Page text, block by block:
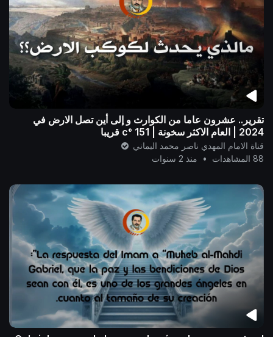
تقرير.. عشرون عاما من الكوارث و إلى أين تصل الارض في
2024 | العام الاكثر سخونة | 151 °c قريبا
قناة الامام المهدي ناصر محمد اليماني
88 المشاهدات
• منذ 2 سنوات